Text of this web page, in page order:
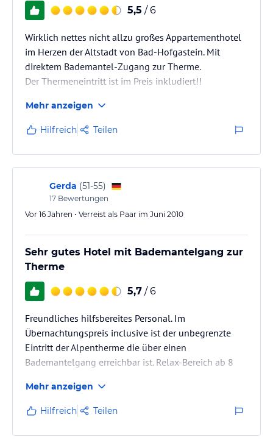
5,5 / 6
Wirklich nettes nicht allzu großes Appartementhotel
im Herzen der Altstadt von Bad-Hofgastein. Mit
direktem Bademantel-Zugang zur Therme.
Der Thermeneintritt ist im Preis inkludiert!!
Nach Parkplatz beim Hotel fragen.
Bitte beachten, dass der Thermeneintritt regulärer
Weise am Anreisetag den ganzen Tag inkludiert ist,
und am Abreisetag nur bis zum Auschecken, das vor
11h erfolgen sollte.
Mehr anzeigen
Hilfreich Teilen
Gerda (51-55)
17 Bewertungen
Vor 16 Jahren • Verreist als Paar im Juni 2010
Sehr gutes Hotel mit Bademantelgang zur
Therme
5,7 / 6
Freundliches hilfsbereites Personal. Im
Übernachtungspreis inclusive ist der unbegrenzte
Eintritt der Alpentherme die über einen
Bademantelgang erreichbar ist. Relax-Bereich ab 8
Öffnungszeit der Therme (9 Uhr). Inclusive Sauna.
Man kann raus und rein wie man will. Badeschluss
jeweils um 20:30 Uhr, da die Therme um 21 Uhr
schließt. Die Rezeption ist von 7 – 19 Uhr besetzt, es
Mehr anzeigen
Hilfreich Teilen